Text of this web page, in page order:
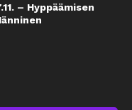
– Hyppäämisen